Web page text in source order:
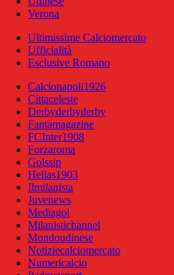
Verona
Ultimissime Calciomercato
Ufficialità
Esclusive Romano
Calcionapoli1926
Cittaceleste
Derbyderbyderby
Fantamagazine
FCInter1908
Forzaroma
Golssip
Hellas1903
Ilmilanista
Juvenews
Mediagol
Milanistichannel
Mondoudinese
Notiziecalciomercato
Numericalcio